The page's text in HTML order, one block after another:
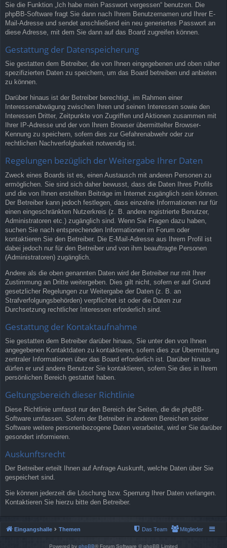
Sie die Funktion „Ich habe mein Passwort vergessen“ benutzen. Die
phpBB-Software fragt Sie dann nach Ihrem Benutzernamen und Ihrer E-
Mail-Adresse und sendet anschließend ein neu generiertes Passwort an
diese Adresse, mit dem Sie dann auf das Board zugreifen können.
Gestattung der Datenspeicherung
Sie gestatten dem Betreiber, die von Ihnen eingegebenen und oben näher
spezifizierten Daten zu speichern, um das Board betreiben und anbieten
zu können.
Darüber hinaus ist der Betreiber berechtigt, im Rahmen einer
Interessenabwägung zwischen Ihren und seinen Interessen sowie den
Interessen Dritter, Zeitpunkte von Zugriffen und Aktionen zusammen mit
Ihrer IP-Adresse und der von Ihrem Browser übermittelter Browser-
Kennung zu speichern, sofern dies zur Gefahrenabwehr oder zur
rechtlichen Nachverfolgbarkeit notwendig ist.
Regelungen bezüglich der Weitergabe Ihrer Daten
Zweck eines Boards ist es, einen Austausch mit anderen Personen zu
ermöglichen. Sie sind sich daher bewusst, dass die Daten Ihres Profils
und die von Ihnen erstellten Beiträge im Internet zugänglich sein können.
Der Betreiber kann jedoch festlegen, dass einzelne Informationen nur für
einen eingeschränkten Nutzerkreis (z. B. andere registrierte Benutzer,
Administratoren etc.) zugänglich sind. Wenn Sie Fragen dazu haben,
suchen Sie nach entsprechenden Informationen im Forum oder
kontaktieren Sie den Betreiber. Die E-Mail-Adresse aus Ihrem Profil ist
dabei jedoch nur für den Betreiber und von ihm beauftragte Personen
(Administratoren) zugänglich.
Andere als die oben genannten Daten wird der Betreiber nur mit Ihrer
Zustimmung an Dritte weitergeben. Dies gilt nicht, sofern er auf Grund
gesetzlicher Regelungen zur Weitergabe der Daten (z. B. an
Strafverfolgungsbehörden) verpflichtet ist oder die Daten zur
Durchsetzung rechtlicher Interessen erforderlich sind.
Gestattung der Kontaktaufnahme
Sie gestatten dem Betreiber darüber hinaus, Sie unter den von Ihnen
angegebenen Kontaktdaten zu kontaktieren, sofern dies zur Übermittlung
zentraler Informationen über das Board erforderlich ist. Darüber hinaus
dürfen er und andere Benutzer Sie kontaktieren, sofern Sie dies in Ihrem
persönlichen Bereich gestattet haben.
Geltungsbereich dieser Richtlinie
Diese Richtlinie umfasst nur den Bereich der Seiten, die die phpBB-
Software umfassen. Sofern der Betreiber in anderen Bereichen seiner
Software weitere personenbezogene Daten verarbeitet, wird er Sie darüber
gesondert informieren.
Auskunftsrecht
Der Betreiber erteilt Ihnen auf Anfrage Auskunft, welche Daten über Sie
gespeichert sind.
Sie können jederzeit die Löschung bzw. Sperrung Ihrer Daten verlangen.
Kontaktieren Sie hierzu bitte den Betreiber.
Eingangshalle Themen Mitglieder
Das Team
Powered by phpBB® Forum Software © phpBB Limited